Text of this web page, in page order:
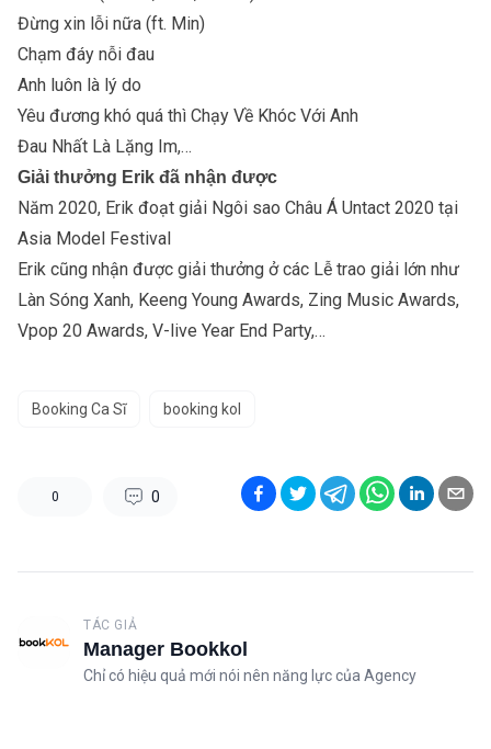
Đừng xin lỗi nữa (ft. Min)
Chạm đáy nỗi đau
Anh luôn là lý do
Yêu đương khó quá thì Chạy Về Khóc Với Anh
Đau Nhất Là Lặng Im,…
Giải thưởng Erik đã nhận được
Năm 2020, Erik đoạt giải Ngôi sao Châu Á Untact 2020 tại
Asia Model Festival
Erik cũng nhận được giải thưởng ở các Lễ trao giải lớn như
Làn Sóng Xanh, Keeng Young Awards, Zing Music Awards,
Vpop 20 Awards, V-live Year End Party,…
Booking Ca Sĩ booking kol
0 0
TÁC GIẢ
Manager Bookkol
Chỉ có hiệu quả mới nói nên năng lực của Agency